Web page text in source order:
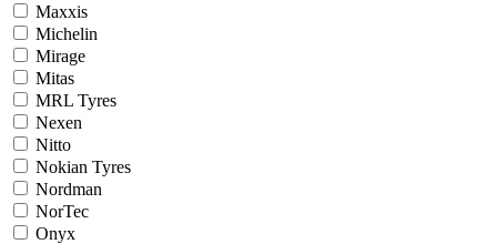
Maxxis
Michelin
Mirage
Mitas
MRL Tyres
Nexen
Nitto
Nokian Tyres
Nordman
NorTec
Onyx